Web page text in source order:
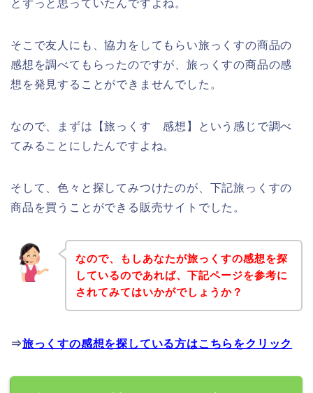
とずっと思っていたんですよね。
そこで友人にも、協力をしてもらい旅っくすの商品の
感想を調べてもらったのですが、旅っくすの商品の感
想を発見することができませんでした。
なので、まずは【旅っくす 感想】という感じで調べ
てみることにしたんですよね。
そして、色々と探してみつけたのが、下記旅っくすの
商品を買うことができる販売サイトでした。
なので、もしあなたが旅っくすの感想を探
しているのであれば、下記ページを参考に
されてみてはいかがでしょうか？
⇒旅っくすの感想を探している方はこちらをクリック